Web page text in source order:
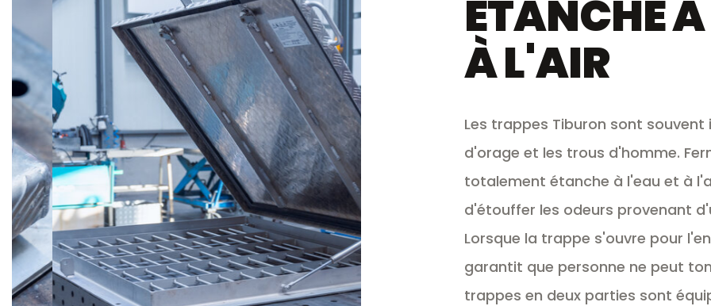
ÉTANCHE
À L'AIR
Les trappes Tiburon sont souvent
d'orage et les trous d'homme.
totalement étanche à l'eau et à
d'étouffer les odeurs provenant
Lorsque la trappe s'ouvre pour
garantit que personne ne peut
trappes en deux parties sont